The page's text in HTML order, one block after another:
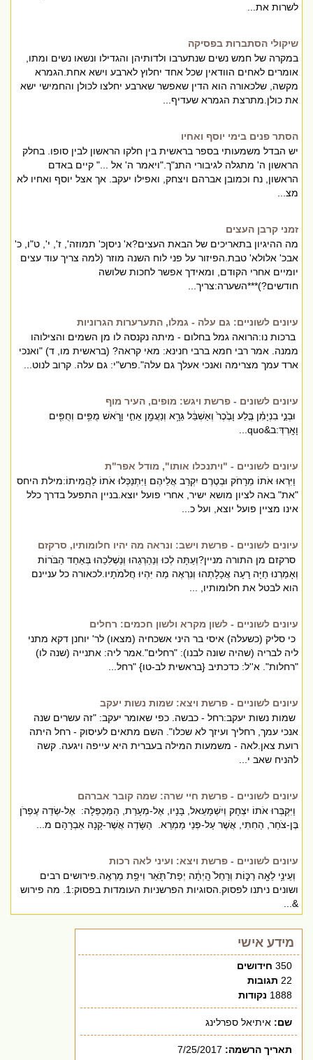
לשרות את...
שיקולי הסתברות בפסיקה
במקרה של חמש נשים שנתערבו ולדותיהן והגדילו ונשאו נשים ומתו,
אומרים לאחים הוודאין שכל אחד יחלוץ לארבע וישא אחת.הגמרא
מקשה, שלכאורה הוא הדין שאפשר שארבע יחלצו לכולן והחמישי ישא
את כולן.מתרצת הגמרא שעדיף...
הסתר פנים בימי יוסף ואחיו
יש הבדל משמעותי בספר בראשית בין חלקו הראשון לבין סופו. בחלק
הראשון ה' מתגלה לגיבורי התנ"ך."ויאמר ה' אל ..." קיים באדם
הראשון, נח וכמובן אברהם ויצחק, ואפילו יעקב. אך אצל יוסף ואחיו לא
מצ...
זמני קרבן העצים
מה ההיגיון בתאריכים של הבאת העצים?א' ניסןכ' תמוזה', ז', י', ט"ו, כ'
אבכ' אלולא' טבת.הפיזור על פני לוח השנה מוזר (למה צריך עוד עצים
יומיים אחרי הקודם, ומאידך אפשר לחכות שלושה
חודשים?)***השערה:צריך...
עיונים לשוניים: גם עלה - גמלו, התערערות הגרוניות
ברכות נו:הרואה גמל בחלום - מיתה נקנסה לו מן השמים והצילוהו
ממנה. אמר רבי חמא ברבי חנינא: מאי קראה? (בראשית מו, ד) "ואנכי
ארד עמך מצרימה ואנכי אעלך גם עלה".פרש"י: גם עלה. קרוב לנוט...
עיונים לשונים - פרשת ויגש: מופים, העיר מוף
וּבְנֵ֣י בִנְיָמִ֗ן בֶּ֤לַע וָבֶ֙כֶר֙ וְאַשְׁבֵּ֔ל גֵּרָ֥א וְנַעֲמָ֖ן אֵחִ֣י וָרֹ֑אשׁ מֻפִּ֥ים וְחֻפִּ֖ים
וָאָֽרְדְּ:ב&quo...
עיונים לשוניים - "ויתנכלו אותו", מודל אפר"ת
וַיִּרְאוּ אֹתוֹ מֵרָחֹק וּבְטֶרֶם יִקְרַב אֲלֵיהֶם וַיִּתְנַכְּלוּ אֹתוֹ לַהֲמִיתוֹ:מילת היחס
"את" באה לציון מושא ישיר, אחרי פועל יוצא.בניין התפעל בדרך כלל
אינו מציין פועל יוצא, ועל כ...
עיונים לשוניים - פרשת וישב: ונראה מה יהיו חלומותיו, סרקזם
סרקזם מן התורה מניין?וְעַתָּה לְכוּ וְנַהַרְגֵהוּ וְנַשְׁלִכֵהוּ בְּאַחַד הַבֹּרוֹת
וְאָמַרְנוּ חַיָּה רָעָה אֲכָלָתְהוּ וְנִרְאֶה מַה יִּהְיוּ חֲלֹמֹתָיו.לכאורה כל עניינם
הוא לבטל את חלומותיו, ...
עיונים לשוניים - לשון מקרא ולשון חכמים: רחלים
כי סליק (כשעלה) איסי בר היני אשכחיה (מצאו) לר' יוחנן דקא מתני
ליה לבריה (שהיה שונה לבנו): "רחלים".אמר ליה: אתנייה (שנה לו)
"רחלות". א''ל: כדכתיב {בראשית לב-טו} "רחל...
עיונים לשוניים - פרשת ויצא: שמות נשות יעקב
שמות נשות יעקב:רחל - כבשה. כפי שאומר יעקב: "זה עשרים שנה
אנכי עמך, רחליך ועיזך לא שכלו". השם מתאים לעיסוק - רחל היתה
רועת צאן.לאה - משמעות המילה בעברית היא עייפה ויגעה. קשה
להניח שאב י...
עיונים לשוניים - פרשת חיי שרה: שמה קובר אברהם
וַיִּקְבְּרוּ אֹתוֹ יִצְחָק וְיִשְׁמָעֵאל, בָּנָיו, אֶל-מְעָרַת, הַמַּכְפֵּלָה: אֶל-שְׂדֵה עֶפְרֹן
בֶּן-צֹחַר, הַחִתִּי, אֲשֶׁר עַל-פְּנֵי מַמְרֵא. הַשָּׂדֶה אֲשֶׁר-קָנָה אַבְרָהָם מ...
עיונים לשוניים - פרשת ויצא: ועיני לאה רכות
וְעֵינֵ֥י לֵאָ֖ה רַכּ֑וֹת וְרָחֵל֙ הָֽיְתָ֔ה יְפַת־תֹּ֖אַר וִיפַ֥ת מַרְאֶֽה.פירושים רבים
ושונים ניתנו לפסוק.הסוגיות הפרשניות העומדות בפסוק:1. מה פירוש
&...
מידע אישי
350 חידושים
22 תגובות
1888 נקודות
שם: איתיאל ספרלינג
תאריך הרשמה: 7/25/2017